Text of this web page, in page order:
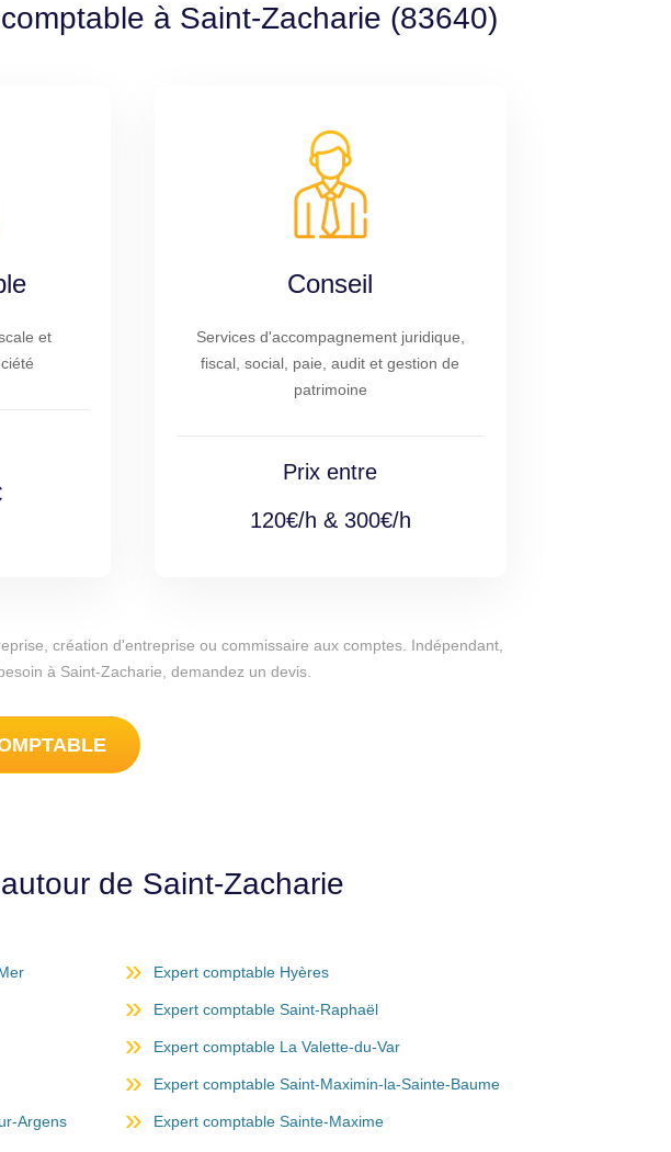
à Saint-Zacharie (83640)
et
Conseil
Services d'accompagnement juridique,
fiscal, social, paie, audit et gestion de
patrimoine
Prix entre
120€/h & 300€/h
création d'entreprise ou commissaire aux comptes. Indépendant,
à Saint-Zacharie, demandez un devis.
de Saint-Zacharie
Expert comptable Hyères
Expert comptable Saint-Raphaël
Expert comptable La Valette-du-Var
Expert comptable Saint-Maximin-la-Sainte-Baume
Argens Expert comptable Sainte-Maxime